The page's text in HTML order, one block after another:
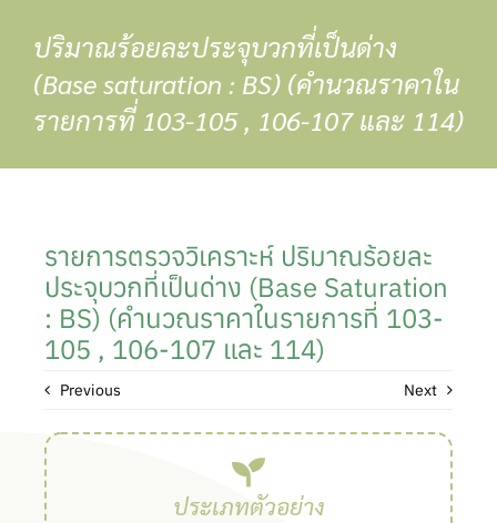
content
ปริมาณร้อยละประจุบวกที่เป็นด่าง
(Base saturation : BS) (คำนวณราคาใน
รายการที่ 103-105 , 106-107 และ 114)
รายการตรวจวิเคราะห์ ปริมาณร้อยละ
ประจุบวกที่เป็นด่าง (Base Saturation
: BS) (คำนวณราคาในรายการที่ 103-
105 , 106-107 และ 114)
Previous Next
ประเภทตัวอย่าง